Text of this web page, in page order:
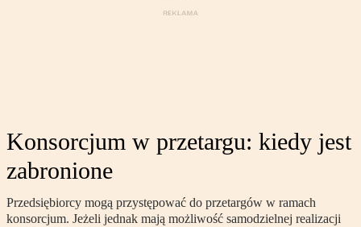
Konsorcjum w przetargu: kiedy jest
zabronione
Przedsiębiorcy mogą przystępować do przetargów w ramach
konsorcjum. Jeżeli jednak mają możliwość samodzielnej realizacji